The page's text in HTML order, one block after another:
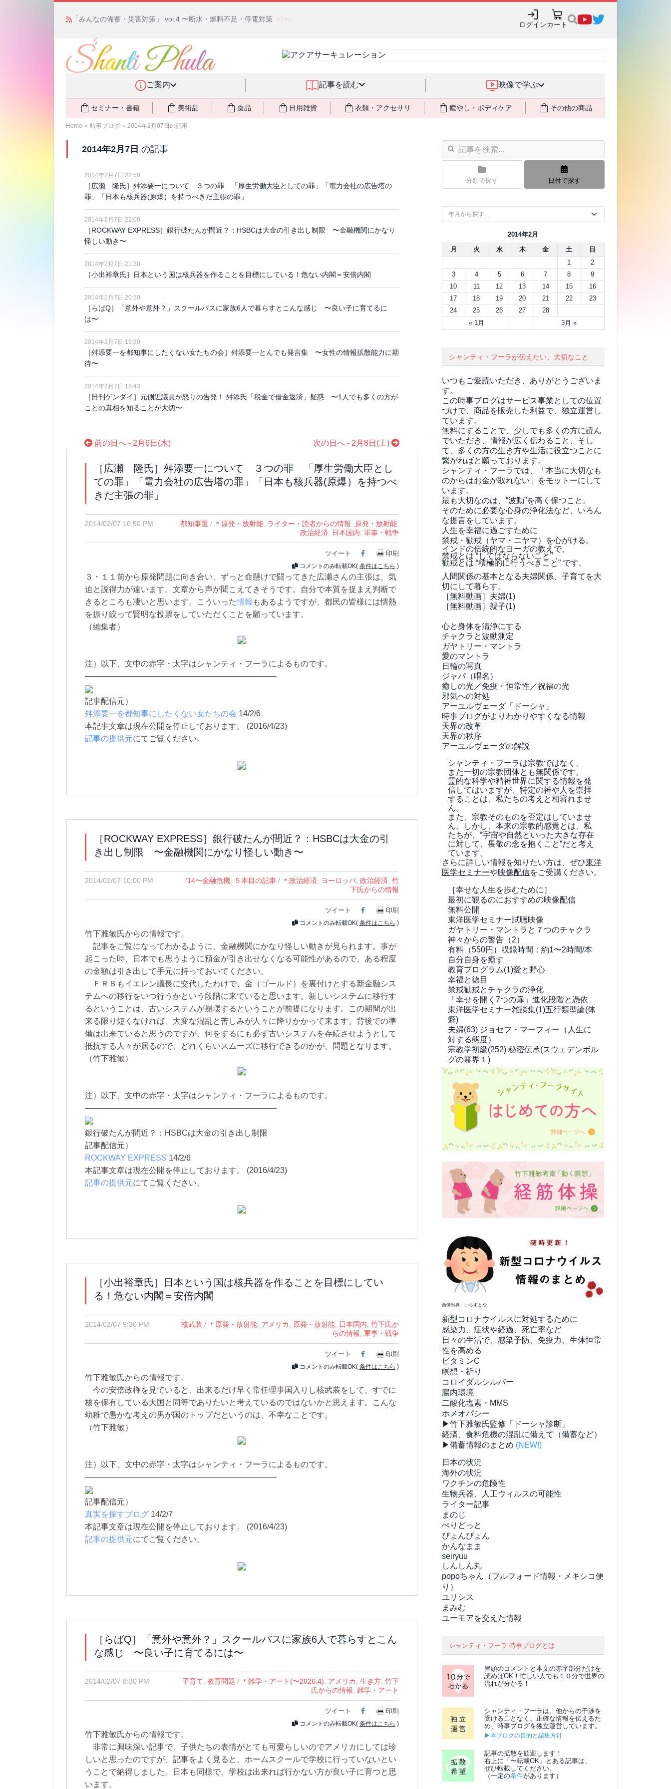
「みんなの備蓄・災害対策」 vol.4 〜断水・燃料不足・停電対策 NEW!
ログインカート
ご案内 記事を読む 映像で学ぶ
セミナー・書籍 美術品 食品 日用雑貨 衣類・アクセサリ 癒やし・ボディケア その他の商品
Home » 時事ブログ » 2014年2月07日の記事
2014年2月7日 の記事
2014年2月7日 22:50
［広瀬 隆氏］舛添要一について ３つの罪 「厚生労働大臣としての罪」「電力会社の広告塔の
罪」「日本も核兵器(原爆）を持つべきだ主張の罪」
2014年2月7日 22:00
［ROCKWAY EXPRESS］銀行破たんが間近？：HSBCは大金の引き出し制限 〜金融機関にかなり
怪しい動き〜
2014年2月7日 21:30
［小出裕章氏］日本という国は核兵器を作ることを目標にしている！危ない内閣＝安倍内閣
2014年2月7日 20:30
［らばQ］「意外や意外？」スクールバスに家族6人で暮らすとこんな感じ 〜良い子に育てるに
は〜
2014年2月7日 19:30
［舛添要一を都知事にしたくない女たちの会］舛添要一とんでも発言集 〜女性の情報拡散能力に期
待〜
2014年2月7日 18:43
［日刊ゲンダイ］元側近議員が怒りの告発！ 舛添氏「税金で借金返済」疑惑 〜1人でも多くの方が
ことの真相を知ることが大切〜
前の日へ - 2月6日(木) 次の日へ - 2月8日(土)
［広瀬 隆氏］舛添要一について ３つの罪 「厚生労働大臣とし
ての罪」「電力会社の広告塔の罪」「日本も核兵器(原爆）を持つべ
きだ主張の罪」
2014/02/07 10:50 PM 都知事選 / ＊原発・放射能, ライター・読者からの情報 原発・放射能,
政治経済
日本国内 軍事・戦争
ツイート Facebook
印刷
コメントのみ転載OK( 条件はこちら )
３・１１前から原発問題に向き合い、ずっと命懸けで闘ってきた広瀬さんの主張は、気
迫と説得力が違います。文章から声が聞こえてきそうです。自分で本質を捉まえ判断で
きるところも凄いと思います。こういった情報 もあるようですが、都民の皆様には情熱
を振り絞って賢明な投票をしていただくことを願っています。
（編集者）
注）以下、文中の赤字・太字はシャンティ・フーラによるものです。
————————————————————————
記事配信元）
舛添要一を都知事にしたくない女たちの会 14/2/6
本記事文章は現在公開を停止しております。 (2016/4/23)
記事の提供元にてご覧ください。
［ROCKWAY EXPRESS］銀行破たんが間近？：HSBCは大金の引
き出し制限 〜金融機関にかなり怪しい動き〜
2014/02/07 10:00 PM '14〜金融危機 ５本目の記事/ ＊政治経済 ヨーロッパ, 政治経済 竹
下氏からの情報
ツイート Facebook
印刷
コメントのみ転載OK( 条件はこちら )
竹下雅敏氏からの情報です。
記事をご覧になってわかるように、金融機関にかなり怪しい動きが見られます。事が
起こった時、日本でも思うように預金が引き出せなくなる可能性があるので、ある程度
の金額は引き出して手元に持っておいてください。
ＦＲＢもイエレン議長に交代したわけで、金（ゴールド）を裏付けとする新金融シス
テムへの移行をいつ行うかという段階に来ていると思います。新しいシステムに移行す
るということは、古いシステムが崩壊するということが前提になります。この期間が出
来る限り短くなければ、大変な混乱と苦しみが人々に降りかかって来ます。背後での準
備は出来ていると思うのですが、何をするにも必ず古いシステムを存続させようとして
抵抗する人々が居るので、どれくらいスムーズに移行できるのかが、問題となります。
（竹下雅敏）
注）以下、文中の赤字・太字はシャンティ・フーラによるものです。
――――――――――――――――――――――――
銀行破たんが間近？：HSBCは大金の引き出し制限
記事配信元）
ROCKWAY EXPRESS 14/2/6
本記事文章は現在公開を停止しております。 (2016/4/23)
記事の提供元にてご覧ください。
［小出裕章氏］日本という国は核兵器を作ることを目標にしてい
る！危ない内閣＝安倍内閣
2014/02/07 9:30 PM 核武装 / ＊原発・放射能, アメリカ, 原発・放射能, 日本国内, 竹下氏か
らの情報, 軍事・戦争
ツイート Facebook
印刷
コメントのみ転載OK( 条件はこちら )
竹下雅敏氏からの情報です。
今の安倍政権を見ていると、出来るだけ早く常任理事国入りし核武装をして、すでに
核を保有している大国と同等でありたいと考えているのではないかと思えます。こんな
幼稚で愚かな考えの男が国のトップだというのは、不幸なことです。
（竹下雅敏）
注）以下、文中の赤字・太字はシャンティ・フーラによるものです。
————————————————————————
記事配信元）
真実を探すブログ 14/2/7
本記事文章は現在公開を停止しております。 (2016/4/23)
記事の提供元にてご覧ください。
［らばQ］「意外や意外？」スクールバスに家族6人で暮らすとこん
な感じ 〜良い子に育てるには〜
2014/02/07 8:30 PM 子育て, 教育問題 / ＊雑学・アート(〜2026.4), アメリカ, 生き方, 竹下
氏からの情報, 雑学・アート
ツイート Facebook
印刷
コメントのみ転載OK( 条件はこちら )
竹下雅敏氏からの情報です。
非常に興味深い記事で、子供たちの表情がとても可愛らしいのでアメリカにしては珍
しいと思ったのですが、記事をよく見ると、ホームスクールで学校に行っていないとい
うことで納得しました。日本も同様で、学校は出来れば行かない方が良い子に育つと思
います。
分類で探す 日付で探す
2014年2月
月
火 水 木 金 土 日
« 1月 3月 »
1
2
3
4 5 6 7 8
9
10
11 12 13 14 15
16
17
18 19 20 21 22
23
24
25 26 27 28
シャンティ・フーラが伝えたい、大切なこと
いつもご愛読いただき、ありがとうございま
す。
この時事ブログはサービス事業としての位置
づけで、商品を販売した利益で、独立運営し
ています。
無料にすることで、少しでも多くの方に読ん
でいただき、情報が広く伝わること、そし
て、 多くの方の生き方や生活に役立つことに
繋がればと願っております。
シャンティ・フーラでは、「本当に大切なも
のからはお金が取れない」をモットーにして
います。
最も大切なのは、“波動”を高く保つこと。
そのために必要な心身の浄化法など、いろん
な提言をしています。
人生を幸福に過ごすために
禁戒・勧戒（ヤマ・ニヤマ）を心がける。
インドの伝統的なヨーガの教えで、
禁戒とは “してはならないこと” 、
勧戒とは “積極的に行うべきこと” です。
人間関係の基本となる夫婦関係、子育てを大
切にして暮らす。
［無料動画］夫婦(1)
［無料動画］親子(1)
心と身体を清浄にする
チャクラと波動測定
ガヤトリー・マントラ
愛のマントラ
日輪の写真
ジャパ（唱名）
癒しの光／免疫・恒常性／祝福の光
邪気への対処
アーユルヴェーダ「ドーシャ」
時事ブログがよりわかりやすくなる情報
天界の改革
天界の秩序
アーユルヴェーダの解説
シャンティ・フーラは宗教ではなく、
また一切の宗教団体とも無関係です。
霊的な科学や精神世界に関する情報を発
信してはいますが、特定の神や人を崇拝
することは、私たちの考えと相容れませ
ん。
また、宗教そのものを否定はしていませ
ん。しかし、本来の宗教的感覚とは、私
たちが、“宇宙や自然といった大きな存在
に対して、畏敬の念を抱くこと”だと考え
ています。
さらに詳しい情報を知りたい方は、ぜひ東洋
医学セミナーや映像配信をご受講ください。
［幸せな人生を歩むために］
最初に観るのにおすすめの映像配信
無料公開
東洋医学セミナー試聴映像
ガヤトリー・マントラと７つのチャクラ
神々からの警告（2）
有料（550円） 収録時間：約1〜2時間/本
自分自身を癒す
教育プログラム(1)愛と野心
幸福と徳目
禁戒勧戒とチャクラの浄化
「幸せを開く7つの扉」進化段階と憑依
東洋医学セミナー雑談集(1)五行類型論(体
癖)
夫婦(63) ジョセフ・マーフィー（人生に
対する態度）
宗教学初級(252) 秘密伝承(スウェデンボル
グの霊界１)
画像出典：いらすとや
新型コロナウイルスに対処するために
感染力、症状や経過、死亡率など
日々の生活で、感染予防、免疫力、生体恒常
性を高める
ビタミンC
瞑想・祈り
コロイダルシルバー
腸内環境
二酸化塩素・MMS
ホメオパシー
▶竹下雅敏氏監修「ドーシャ診断」
経済、食料危機の混乱に備えて（備蓄など）
▶備蓄情報のまとめ (NEW!)
日本の状況
海外の状況
ワクチンの危険性
生物兵器、人工ウィルスの可能性
ライター記事
まのじ
ぺりどっと
ぴょんぴょん
かんなまま
seiryuu
しんしん丸
popoちゃん（フルフォード情報・メキシコ便
り）
ユリシス
まみむ
ユーモアを交えた情報
シャンティ・フーラ 時事ブログとは
冒頭のコメントと本文の赤字部分だけを
読めばOK！忙しい人でも１０分で世界の
流れが分かる！
シャンティ・フーラは、他からの干渉を
受けることなく、正確な情報を伝えるた
め、時事ブログを独立運営しています。
▶本ブログの目的と編集方針
記事の拡散を歓迎します！
右上に「〜転載OK」とある記事は、
ぜひ転載してください。
（一定の条件があります）